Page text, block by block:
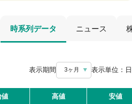
時系列データ ニュース
表示期間 3ヶ月 表示単位： 日
値 高値 安値